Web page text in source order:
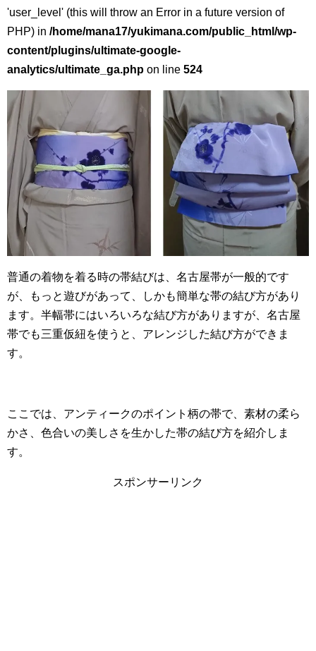
'user_level' (this will throw an Error in a future version of
PHP) in /home/mana17/yukimana.com/public_html/wp-
content/plugins/ultimate-google-
analytics/ultimate_ga.php on line 524
普通の着物を着る時の帯結びは、名古屋帯が一般的です
が、もっと遊びがあって、しかも簡単な帯の結び方があり
ます。半幅帯にはいろいろな結び方がありますが、名古屋
帯でも三重仮紐を使うと、アレンジした結び方ができま
す。
ここでは、アンティークのポイント柄の帯で、素材の柔ら
かさ、色合いの美しさを生かした帯の結び方を紹介しま
す。
スポンサーリンク